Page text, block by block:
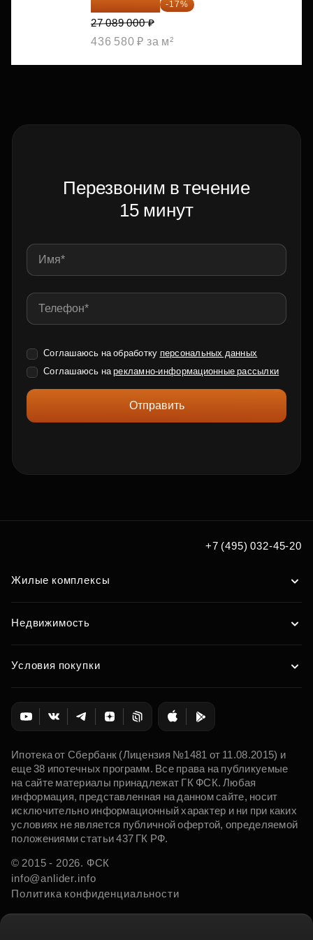
22 483 870 ₽ -17%
27 089 000 ₽
436 580 ₽ за м²
Перезвоним в течение
15 минут
Соглашаюсь на обработку персональных данных
Соглашаюсь нарекламно-информационные рассылки
Отправить
+7 (495) 032-45-20
Жилые комплексы
Недвижимость
Условия покупки
Ипотека от Сбербанк (Лицензия №1481 от 11.08.2015) и
еще 38 ипотечных программ. Все права на публикуемые
на сайте материалы принадлежат ГК ФСК. Любая
информация, представленная на данном сайте, носит
исключительно информационный характер и ни при каких
условиях не является публичной офертой, определяемой
положениями статьи 437 ГК РФ.
© 2015 - 2026. ФСК
info@anlider.info
Политика конфиденциальности